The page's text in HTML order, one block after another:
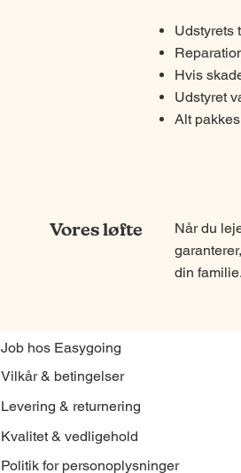
Udstyrets
Hvis
Udstyret
Alt
Vores løfte
Når du
din familie.
Job hos Easygoing
Vilkår & betingelser
Levering & returnering
Kvalitet & vedligehold
Politik for personoplysninger